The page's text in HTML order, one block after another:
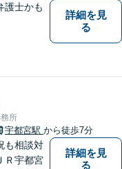
護士かも
詳細を見
る
所
宇都宮駅 から徒歩7分
も相談対
Ｒ宇都宮
詳細を見
る